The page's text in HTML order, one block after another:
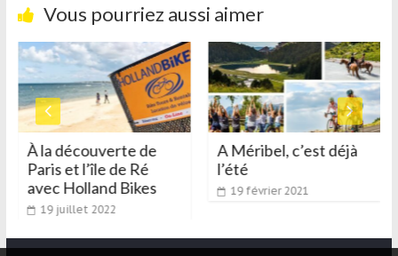
Vous pourriez aussi aimer
À la découverte de
Paris et l’île de Ré
avec Holland Bikes
19 juillet 2022
A Méribel, c’est déjà
l’été
19 février 2021